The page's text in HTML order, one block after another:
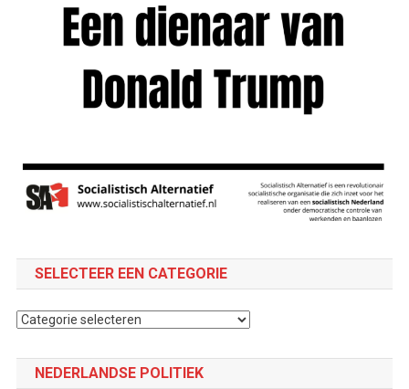
SELECTEER EEN CATEGORIE
Selecteer
NEDERLANDSE POLITIEK